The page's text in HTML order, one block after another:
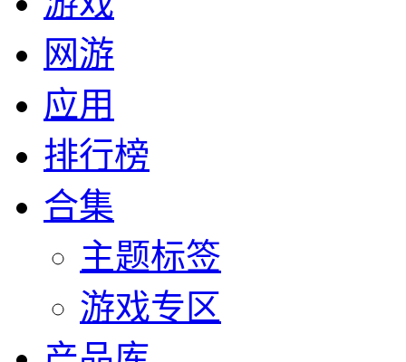
网游
应用
排行榜
合集
主题标签
游戏专区